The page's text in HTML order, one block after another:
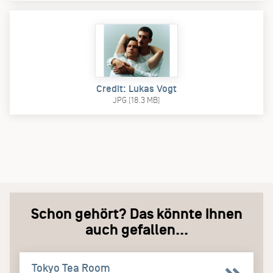
Credit: Lukas Vogt
JPG (18.3 MB)
Schon gehört? Das könnte Ihnen
auch gefallen...
Tokyo Tea Room